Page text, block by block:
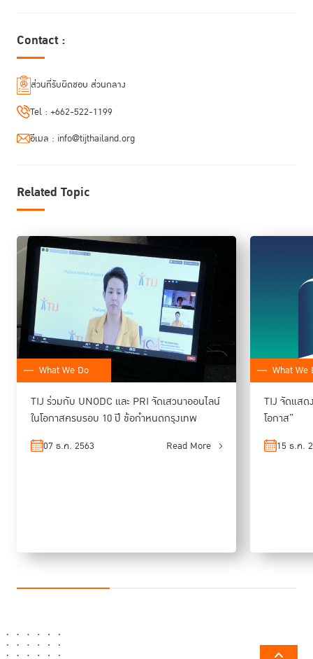
กระบวนการยุติธรรม และต้องอยู่ในสภาพแวดล้อมของเรือนจำที่แต่เดิมไม่ได้
ออกแบบเพื่อรองรับผู้หญิง ทำให้ผู้ต้องขังหญิงใช้ชีวิตอย่างยากลำบากและไม่
การลงโทษจำคุกผู้ต้องขังหญิง ยังส่งผลให้มีเด็กมากกว่า 23 ล้านคนทั่วโลก
ต้องเผชิญกับความยากลำบาก เด็ก 22.5 ล้านคนมีพ่อหรือแม่ถูกจำคุก หรือ
คิดเป็น 1% ของประชากรเด็กทั่วโลก และ 19,000 คน ต้องอาศัยอยู่กับแม่ใน
เรือนจำ
ข้อกำหนดกรุงเทพช่วยวางแนวปฏิบัติในประเด็นที่เป็นความแตกต่างและความ
ต้องการที่เพศหญิงมีและต่างไปจากเพศชาย โดยไม่ได้มีจุดประสงค์สร้างความ
แตกต่างหรือเลือกปฏิบัติ แต่เน้นให้เกิดมีมาตรฐานความเท่าเทียมกันในการ
ปฏิบัติต่อผู้ต้องขังทั้งสองเพศเท่านั้น
ความผิดของผู้ต้องขังหญิงในประเทศไทย
Contact :
ส่วนที่รับผิดชอบ ส่วนกลาง
Tel : +662-522-1199
อีเมล : info@tijthailand.org
Related Topic
What We Do
TIJ ร่วมกับ UNODC และ PRI จัดเสวนาออนไลน์
ในโอกาสครบรอบ 10 ปี ข้อกำหนดกรุงเทพ
07 ธ.ค. 2563 Read More
What We
TIJ จัดแสด
โอกาส”
15 ธ.ค.